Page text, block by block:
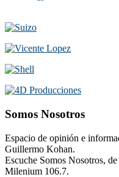
Somos Nosotros
Espacio de opinión e
Guillermo Kohan.
Escuche Somos Nosotros,
Milenium 106.7.